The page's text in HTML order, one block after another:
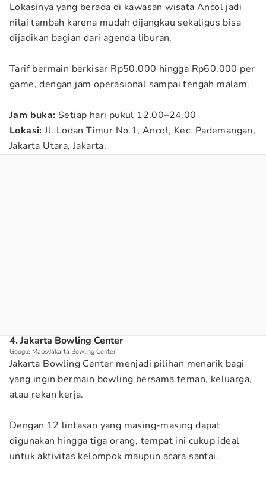
Lokasinya yang berada di kawasan wisata Ancol jadi
nilai tambah karena mudah dijangkau sekaligus bisa
dijadikan bagian dari agenda liburan.
Tarif bermain berkisar Rp50.000 hingga Rp60.000 per
game, dengan jam operasional sampai tengah malam.
Jam buka: Setiap hari pukul 12.00–24.00
Lokasi:Jl. Lodan Timur No.1, Ancol, Kec. Pademangan,
Jakarta Utara, Jakarta.
4. Jakarta Bowling Center
Google Maps/Jakarta Bowling Center
Jakarta Bowling Center menjadi pilihan menarik bagi
yang ingin bermain bowling bersama teman, keluarga,
atau rekan kerja.
Dengan 12 lintasan yang masing-masing dapat
digunakan hingga tiga orang, tempat ini cukup ideal
untuk aktivitas kelompok maupun acara santai.